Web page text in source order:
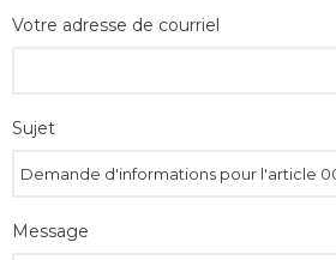
Votre adresse de courriel
Sujet
Message